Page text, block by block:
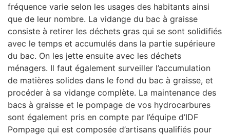
fréquence varie selon les usages des habitants ainsi
que de leur nombre. La vidange du bac à graisse
consiste à retirer les déchets gras qui se sont solidifiés
avec le temps et accumulés dans la partie supérieure
du bac. On les jette ensuite avec les déchets
ménagers. Il faut également surveiller l’accumulation
de matières solides dans le fond du bac à graisse, et
procéder à sa vidange complète. La maintenance des
bacs à graisse et le pompage de vos hydrocarbures
sont également pris en compte par l’équipe d’IDF
Pompage qui est composée d’artisans qualifiés pour